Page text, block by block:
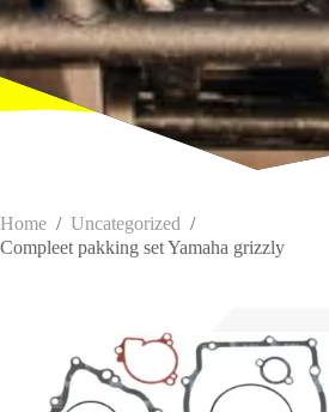
Home / Uncategorized /
Compleet pakking set Yamaha grizzly